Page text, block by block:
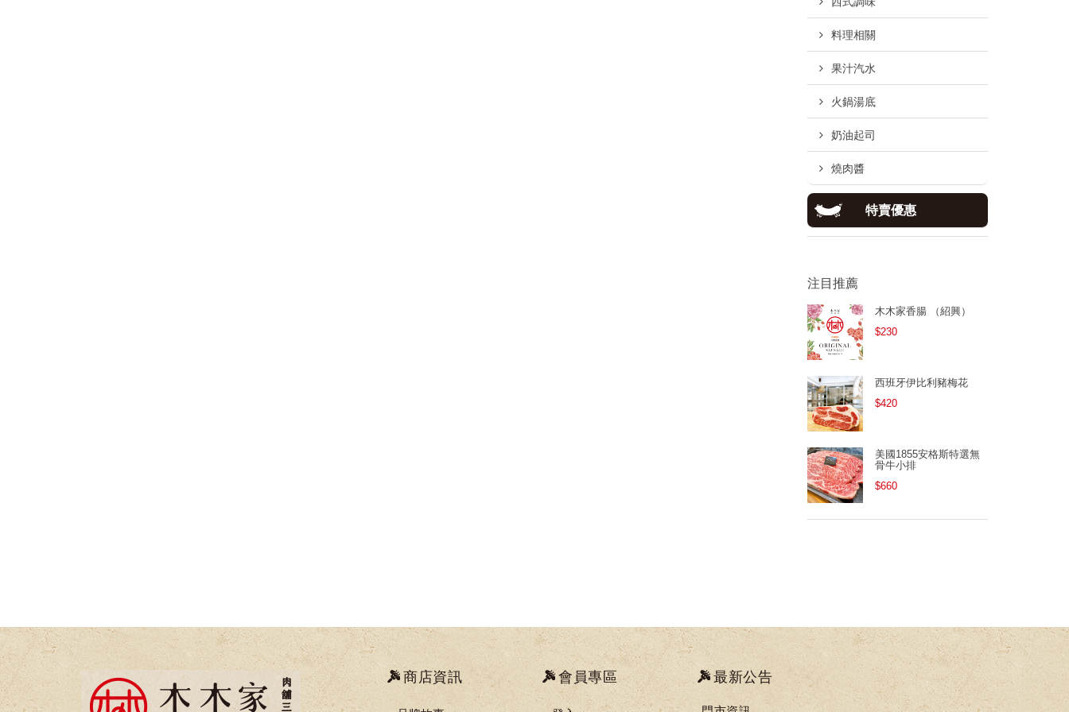
料理相關
果汁汽水
火鍋湯底
奶油起司
燒肉醬
特賣優惠
注目推薦
木木家香腸 （紹興）
$230
西班牙伊比利豬梅花
$420
美國1855安格斯特選無
骨牛小排
$660
商店資訊 會員專區 最新公告